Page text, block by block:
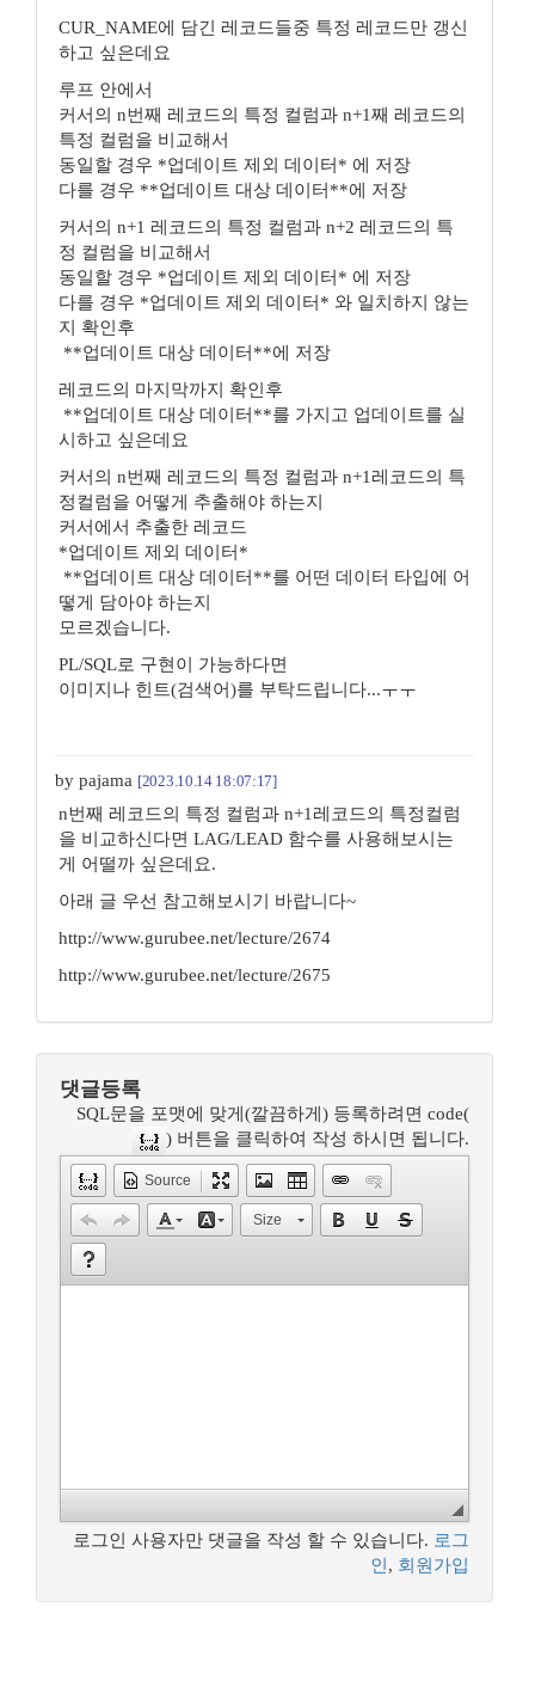
CUR_NAME에 담긴 레코드들중 특정 레코드만 갱신
하고 싶은데요
루프 안에서
커서의 n번째 레코드의 특정 컬럼과 n+1째 레코드의
특정 컬럼을 비교해서
동일할 경우 *업데이트 제외 데이터* 에 저장
다를 경우 **업데이트 대상 데이터**에 저장
커서의 n+1 레코드의 특정 컬럼과 n+2 레코드의 특
정 컬럼을 비교해서
동일할 경우 *업데이트 제외 데이터* 에 저장
다를 경우 *업데이트 제외 데이터* 와 일치하지 않는
지 확인후
**업데이트 대상 데이터**에 저장
레코드의 마지막까지 확인후
**업데이트 대상 데이터**를 가지고 업데이트를 실
시하고 싶은데요
커서의 n번째 레코드의 특정 컬럼과 n+1레코드의 특
정컬럼을 어떻게 추출해야 하는지
커서에서 추출한 레코드
*업데이트 제외 데이터*
**업데이트 대상 데이터**를 어떤 데이터 타입에 어
떻게 담아야 하는지
모르겠습니다.
PL/SQL로 구현이 가능하다면
이미지나 힌트(검색어)를 부탁드립니다...ㅜㅜ
by pajama [2023.10.14 18:07:17]
n번째 레코드의 특정 컬럼과 n+1레코드의 특정컬럼
을 비교하신다면 LAG/LEAD 함수를 사용해보시는
게 어떨까 싶은데요.
아래 글 우선 참고해보시기 바랍니다~
http://www.gurubee.net/lecture/2674
http://www.gurubee.net/lecture/2675
댓글등록
SQL문을 포맷에 맞게(깔끔하게) 등록하려면 code(
) 버튼을 클릭하여 작성 하시면 됩니다.
Source
Size
로그인 사용자만 댓글을 작성 할 수 있습니다. 로그
인 , 회원가입